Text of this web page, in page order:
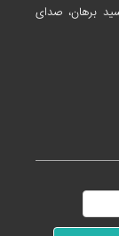
سید برهان، صدای